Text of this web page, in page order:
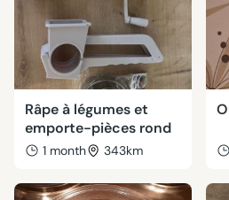
Râpe à légumes et
emporte-pièces rond
1 month 343km